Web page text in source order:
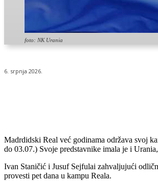
foto: NK Urania
6. srpnja 2026.
Madrdidski Real već godinama održava svoj
do 03.07.) Svoje predstavnike imala je i
Ivan Staničić i Jusuf Sejfulai zahvaljujući
provesti pet dana u kampu Reala.